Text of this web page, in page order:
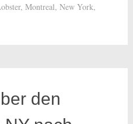
, Montreal, New York,
den